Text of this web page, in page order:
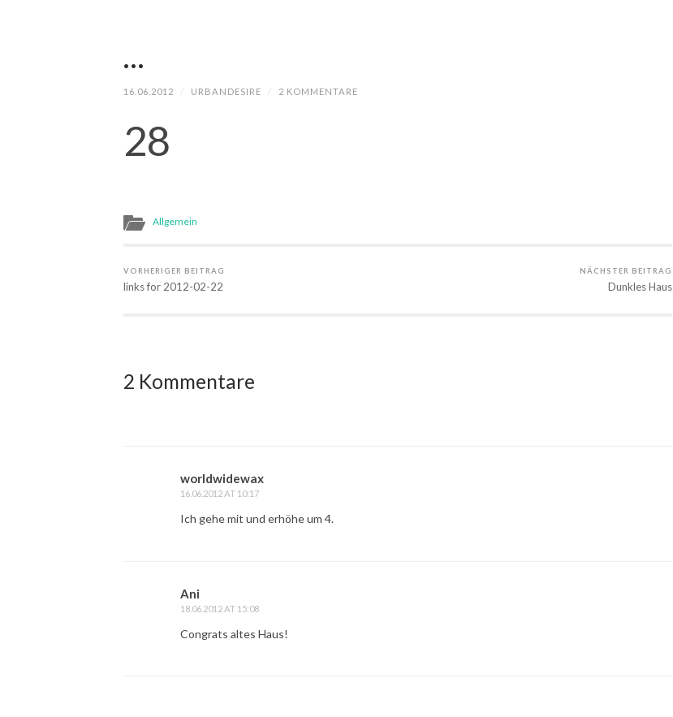
…
16.06.2012 / URBANDESIRE / 2 KOMMENTARE
28
Allgemein
VORHERIGER BEITRAG
links for 2012-02-22
NÄCHSTER BEITRAG
Dunkles Haus
2 Kommentare
worldwidewax
16.06.2012 AT 10:17
Ich gehe mit und erhöhe um 4.
Ani
18.06.2012 AT 15:08
Congrats altes Haus!